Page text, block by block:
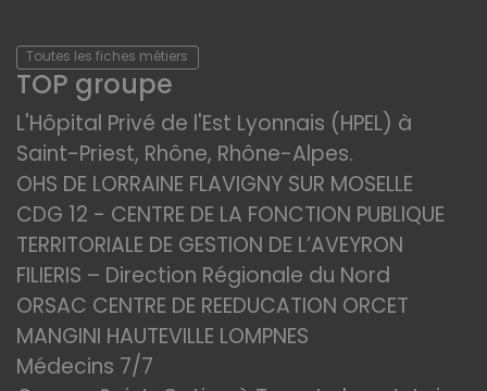
Toutes les fiches métiers
TOP groupe
L'Hôpital Privé de l'Est Lyonnais (HPEL) à
Saint-Priest, Rhône, Rhône-Alpes.
OHS DE LORRAINE FLAVIGNY SUR MOSELLE
CDG 12 - CENTRE DE LA FONCTION PUBLIQUE
TERRITORIALE DE GESTION DE L’AVEYRON
FILIERIS – Direction Régionale du Nord
ORSAC CENTRE DE REEDUCATION ORCET
MANGINI HAUTEVILLE LOMPNES
Médecins 7/7